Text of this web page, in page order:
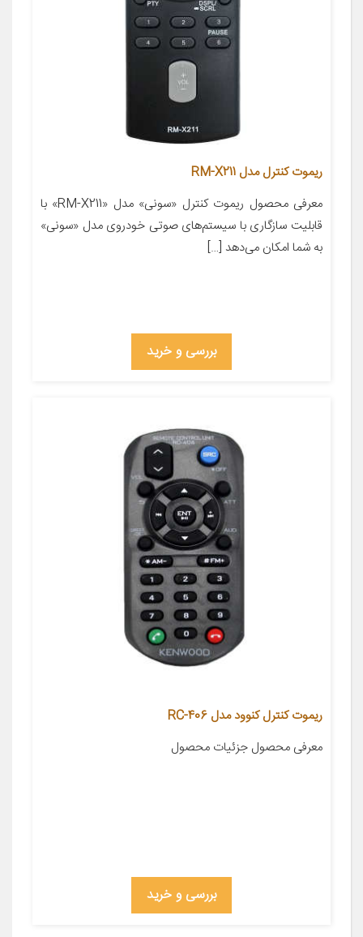
ریموت کنترل مدل RM-X211
معرفی محصول ریموت کنترل «سونی» مدل «RM-X211» با
قابلیت سازگاری با سیستم‌‎های صوتی خودروی مدل «سونی»
به شما امکان می‌دهد […]
بررسی و خرید
ریموت کنترل کنوود مدل RC-406
معرفی محصول جزئیات محصول
بررسی و خرید